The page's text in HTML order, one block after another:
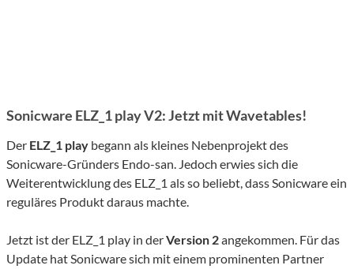
Sonicware ELZ_1 play V2: Jetzt mit Wavetables!
Der ELZ_1 play begann als kleines Nebenprojekt des
Sonicware-Gründers Endo-san. Jedoch erwies sich die
Weiterentwicklung des ELZ_1 als so beliebt, dass Sonicware ein
reguläres Produkt daraus machte.
Jetzt ist der ELZ_1 play in derVersion 2angekommen. Für das
Update hat Sonicware sich mit einem prominenten Partner